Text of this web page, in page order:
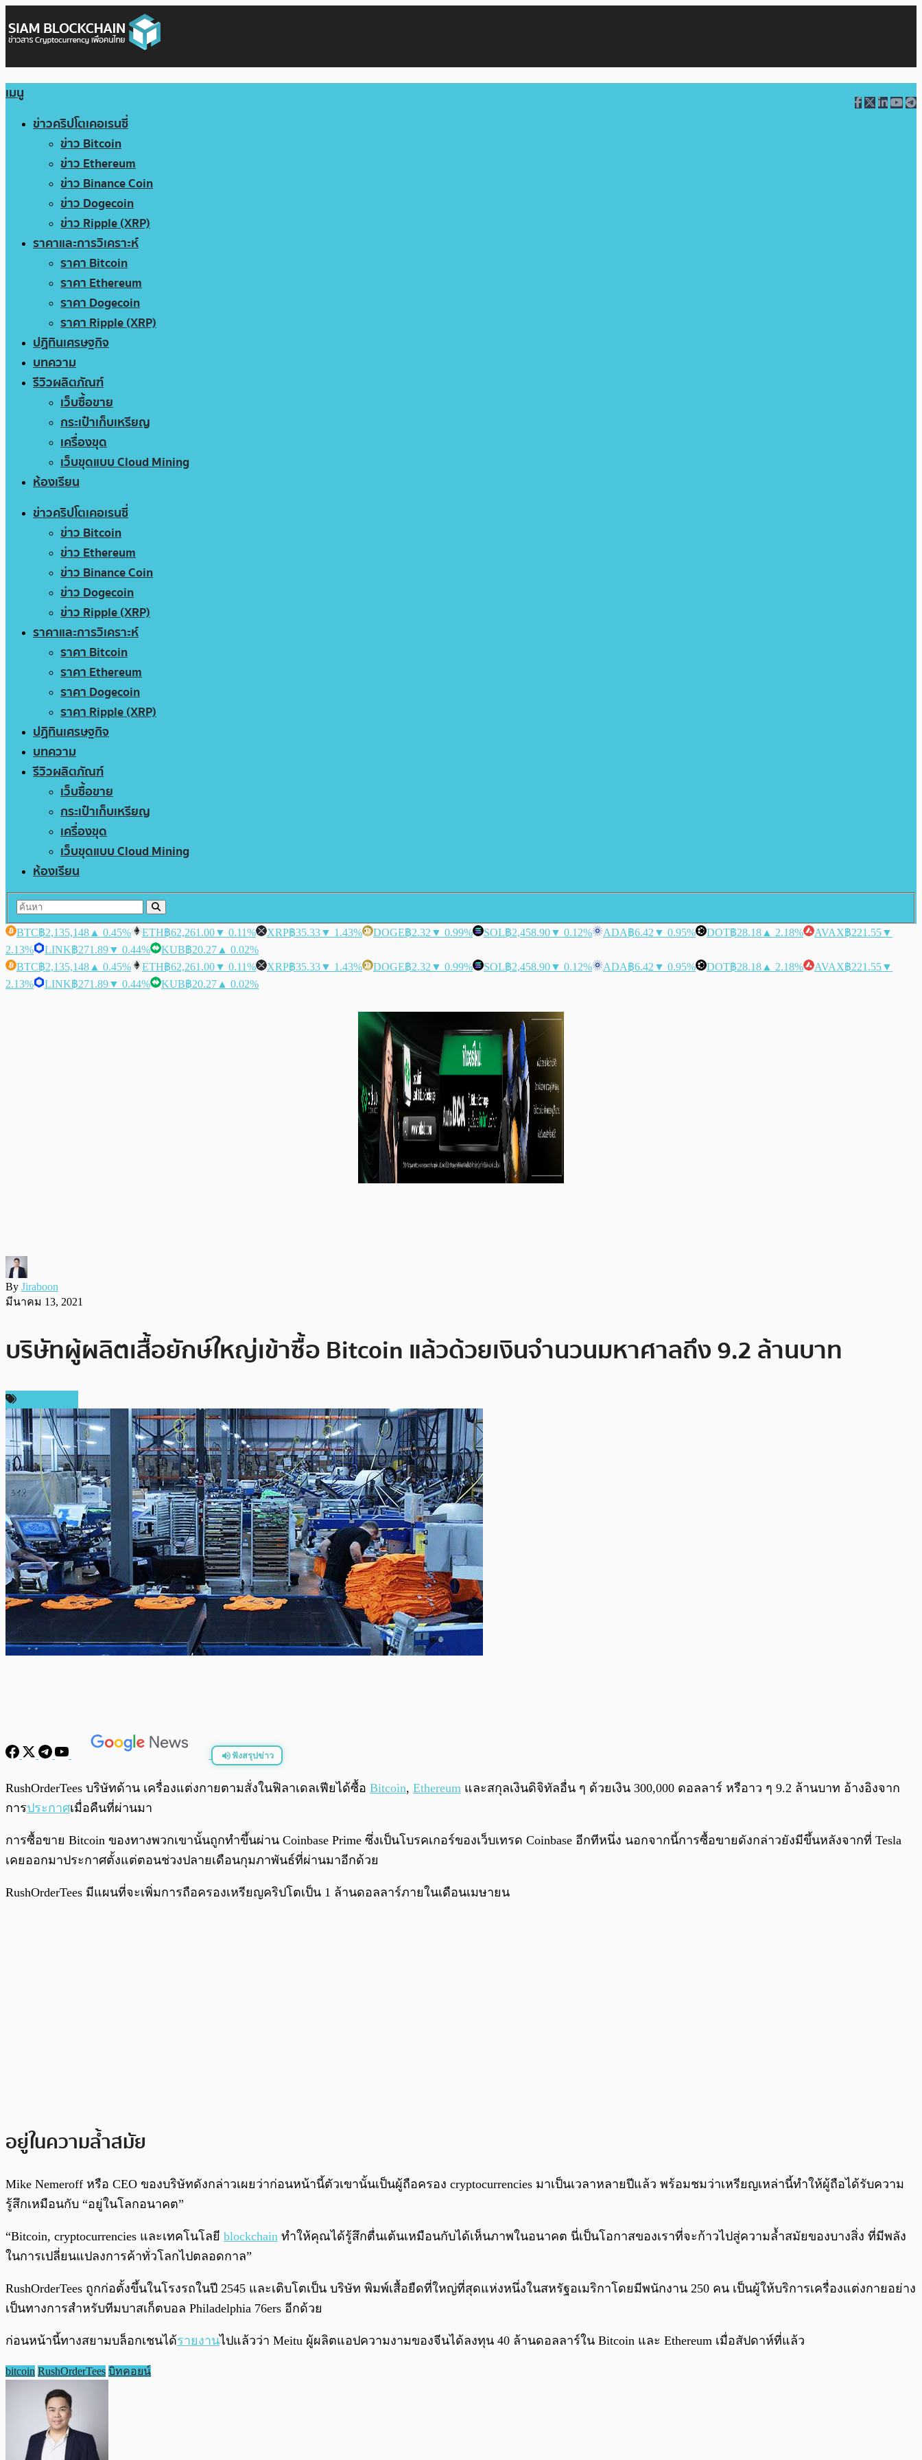
เมนู
ข่าวคริปโตเคอเรนซี่
ข่าว Bitcoin
ข่าว Ethereum
ข่าว Binance Coin
ข่าว Dogecoin
ข่าว Ripple (XRP)
ราคาและการวิเคราะห์
ราคา Bitcoin
ราคา Ethereum
ราคา Dogecoin
ราคา Ripple (XRP)
ปฏิทินเศรษฐกิจ
บทความ
รีวิวผลิตภัณฑ์
เว็บซื้อขาย
กระเป๋าเก็บเหรียญ
เครื่องขุด
เว็บขุดแบบ Cloud Mining
ห้องเรียน
ข่าวคริปโตเคอเรนซี่
ข่าว Bitcoin
ข่าว Ethereum
ข่าว Binance Coin
ข่าว Dogecoin
ข่าว Ripple (XRP)
ราคาและการวิเคราะห์
ราคา Bitcoin
ราคา Ethereum
ราคา Dogecoin
ราคา Ripple (XRP)
ปฏิทินเศรษฐกิจ
บทความ
รีวิวผลิตภัณฑ์
เว็บซื้อขาย
กระเป๋าเก็บเหรียญ
เครื่องขุด
เว็บขุดแบบ Cloud Mining
ห้องเรียน
BTC฿2,135,148 ▲ 0.45% ETH฿62,261.00▼ 0.11% XRP฿35.33▼ 1.43% DOGE฿2.32 ▼ 0.99% SOL฿2,458.90▼ 0.12% ADA฿6.42 ▼ 0.95% DOT฿28.18 ▲ 2.18% AVAX฿221.55▼
2.13%
LINK฿271.89▼ 0.44% KUB฿20.27 ▲ 0.02%
BTC฿2,135,148 ▲ 0.45% ETH฿62,261.00▼ 0.11% XRP฿35.33▼ 1.43% DOGE฿2.32 ▼ 0.99% SOL฿2,458.90▼ 0.12% ADA฿6.42 ▼ 0.95% DOT฿28.18 ▲ 2.18% AVAX฿221.55▼
2.13%
LINK฿271.89▼ 0.44% KUB฿20.27 ▲ 0.02%
By Jiraboon
มีนาคม 13, 2021
บริษัทผู้ผลิตเสื้อยักษ์ใหญ่เข้าซื้อ Bitcoin แล้วด้วยเงินจำนวนมหาศาลถึง 9.2 ล้านบาท
ฟังสรุปข่าว
พร้อมเล่น / 0:00
RushOrderTees บริษัทด้าน เครื่องแต่งกายตามสั่งในฟิลาเดลเฟียได้ซื้อ Bitcoin, Ethereum และสกุลเงินดิจิทัลอื่น ๆ ด้วยเงิน 300,000 ดอลลาร์ หรือาว ๆ 9.2 ล้านบาท อ้างอิงจาก
การประกาศเมื่อคืนที่ผ่านมา
การซื้อขาย Bitcoin ของทางพวกเขานั้นถูกทำขึ้นผ่าน Coinbase Prime ซึ่งเป็นโบรคเกอร์ของเว็บเทรด Coinbase อีกทีหนึ่ง นอกจากนี้การซื้อขายดังกล่าวยังมีขึ้นหลังจากที่ Tesla
เคยออกมาประกาศตั้งแต่ตอนช่วงปลายเดือนกุมภาพันธ์ที่ผ่านมาอีกด้วย
RushOrderTees มีแผนที่จะเพิ่มการถือครองเหรียญคริปโตเป็น 1 ล้านดอลลาร์ภายในเดือนเมษายน
อยู่ในความล้ำสมัย
Mike Nemeroff หรือ CEO ของบริษัทดังกล่าวเผยว่าก่อนหน้านี้ตัวเขานั้นเป็นผู้ถือครอง cryptocurrencies มาเป็นเวลาหลายปีแล้ว พร้อมชมว่าเหรียญเหล่านี้ทำให้ผู้ถือได้รับความ
รู้สึกเหมือนกับ “อยู่ในโลกอนาคต”
“Bitcoin, cryptocurrencies และเทคโนโลยี blockchain ทำให้คุณได้รู้สึกตื่นเต้นเหมือนกับได้เห็นภาพในอนาคต นี่เป็นโอกาสของเราที่จะก้าวไปสู่ความล้ำสมัยของบางสิ่ง ที่มีพลัง
ในการเปลี่ยนแปลงการค้าทั่วโลกไปตลอดกาล”
RushOrderTees ถูกก่อตั้งขึ้นในโรงรถในปี 2545 และเติบโตเป็น บริษัท พิมพ์เสื้อยืดที่ใหญ่ที่สุดแห่งหนึ่งในสหรัฐอเมริกาโดยมีพนักงาน 250 คน เป็นผู้ให้บริการเครื่องแต่งกายอย่าง
เป็นทางการสำหรับทีมบาสเก็ตบอล Philadelphia 76ers อีกด้วย
ก่อนหน้านี้ทางสยามบล็อกเชนได้รายงานไปแล้วว่า Meitu ผู้ผลิตแอปความงามของจีนได้ลงทุน 40 ล้านดอลลาร์ใน Bitcoin และ Ethereum เมื่อสัปดาห์ที่แล้ว
bitcoin RushOrderTees บิทคอยน์